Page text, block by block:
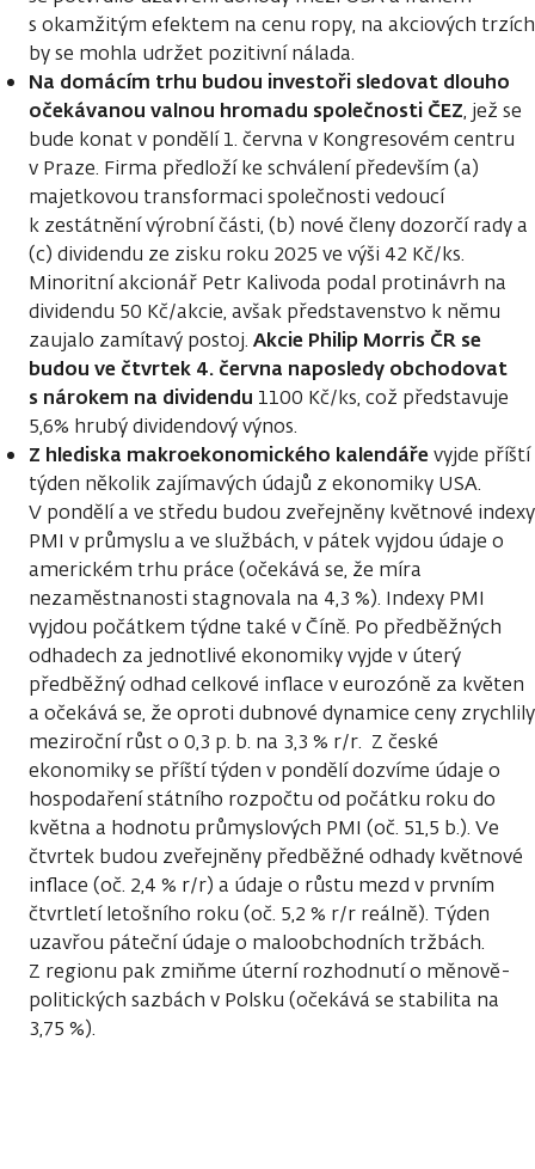
s okamžitým efektem na cenu ropy, na akciových trzích
by se mohla udržet pozitivní nálada.
Na domácím trhu budou investoři sledovat dlouho
očekávanou valnou hromadu společnosti ČEZ, jež se
bude konat v pondělí 1. června v Kongresovém centru
v Praze. Firma předloží ke schválení především (a)
majetkovou transformaci společnosti vedoucí
k zestátnění výrobní části, (b) nové členy dozorčí rady a
(c) dividendu ze zisku roku 2025 ve výši 42 Kč/ks.
Minoritní akcionář Petr Kalivoda podal protinávrh na
dividendu 50 Kč/akcie, avšak představenstvo k němu
zaujalo zamítavý postoj. Akcie Philip Morris ČR se
budou ve čtvrtek 4. června naposledy obchodovat
s nárokem na dividendu 1100 Kč/ks, což představuje
5,6% hrubý dividendový výnos.
Z hlediska makroekonomického kalendářevyjde příští
týden několik zajímavých údajů z ekonomiky USA.
V pondělí a ve středu budou zveřejněny květnové indexy
PMI v průmyslu a ve službách, v pátek vyjdou údaje o
americkém trhu práce (očekává se, že míra
nezaměstnanosti stagnovala na 4,3 %). Indexy PMI
vyjdou počátkem týdne také v Číně. Po předběžných
odhadech za jednotlivé ekonomiky vyjde v úterý
předběžný odhad celkové inflace v eurozóně za květen
a očekává se, že oproti dubnové dynamice ceny zrychlily
meziroční růst o 0,3 p. b. na 3,3 % r/r. Z české
ekonomiky se příští týden v pondělí dozvíme údaje o
hospodaření státního rozpočtu od počátku roku do
května a hodnotu průmyslových PMI (oč. 51,5 b.). Ve
čtvrtek budou zveřejněny předběžné odhady květnové
inflace (oč. 2,4 % r/r) a údaje o růstu mezd v prvním
čtvrtletí letošního roku (oč. 5,2 % r/r reálně). Týden
uzavřou páteční údaje o maloobchodních tržbách.
Z regionu pak zmiňme úterní rozhodnutí o měnově-
politických sazbách v Polsku (očekává se stabilita na
3,75 %).